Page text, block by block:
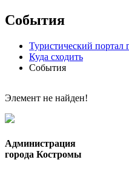
События
Туристический портал
Куда сходить
События
Элемент не найден!
Администрация
города Костромы